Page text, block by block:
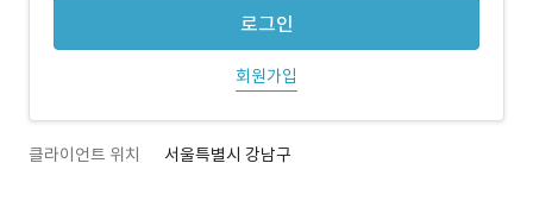
로그인
회원가입
클라이언트 위치 서울특별시 강남구